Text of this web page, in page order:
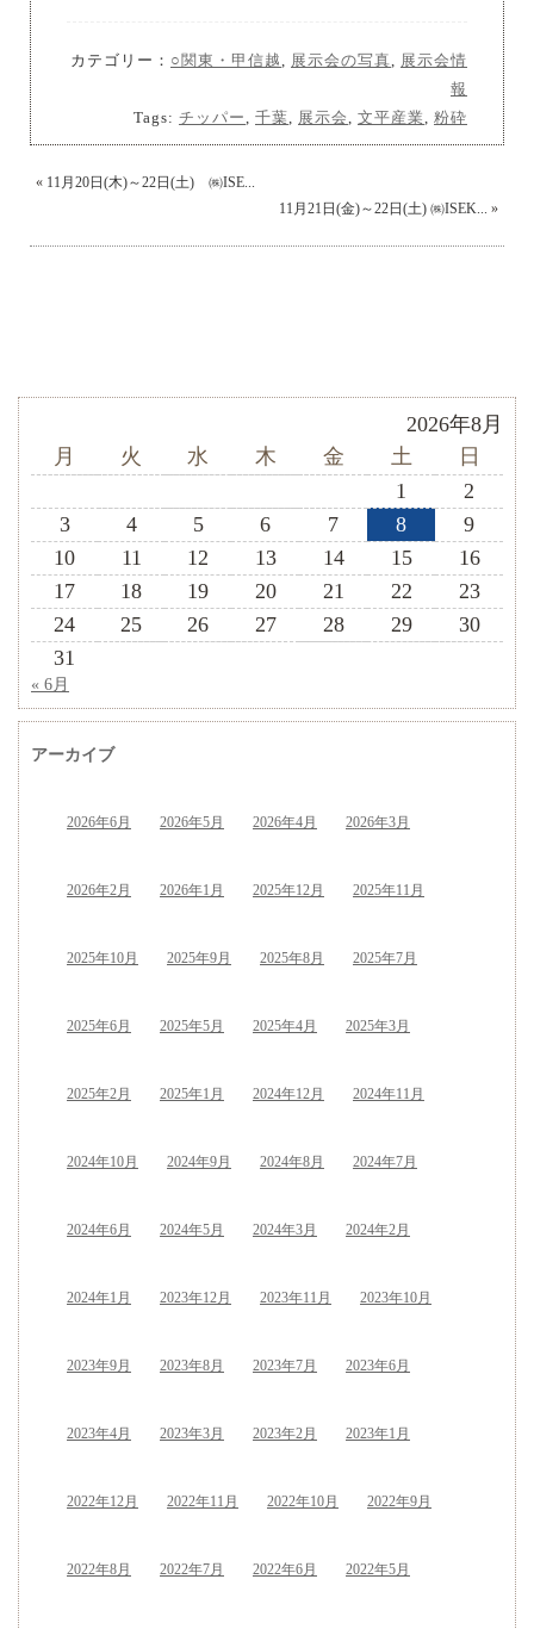
カテゴリー： ○関東・甲信越 展示会の写真
展示会情
報
Tags: チッパー 千葉 展示会 文平産業 粉砕
« 11月20日(木)～22日(土) ㈱ISE...
11月21日(金)～22日(土) ㈱ISEK... »
2026年8月
月
火 水 木 金 土
日
1
2
3
4 5 6 7 8
9
10
11 12 13 14 15
16
17
18 19 20 21 22
23
24
25 26 27 28 29
30
31
« 6月
アーカイブ
2026年6月 2026年5月 2026年4月 2026年3月
2026年2月 2026年1月 2025年12月 2025年11月
2025年10月 2025年9月 2025年8月 2025年7月
2025年6月 2025年5月 2025年4月 2025年3月
2025年2月 2025年1月 2024年12月 2024年11月
2024年10月 2024年9月 2024年8月 2024年7月
2024年6月 2024年5月 2024年3月 2024年2月
2024年1月 2023年12月 2023年11月 2023年10月
2023年9月 2023年8月 2023年7月 2023年6月
2023年4月 2023年3月 2023年2月 2023年1月
2022年12月 2022年11月 2022年10月 2022年9月
2022年8月 2022年7月 2022年6月 2022年5月